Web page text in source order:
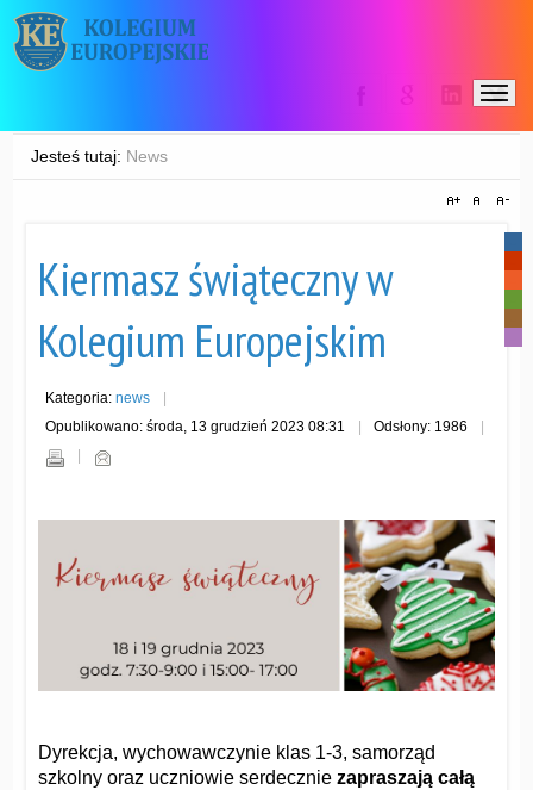
Jesteś tutaj: News
Kiermasz świąteczny w
Kolegium Europejskim
Kategoria:news
Opublikowano: środa, 13 grudzień 2023 08:31
Odsłony: 1986
Dyrekcja, wychowawczynie klas 1-3, samorząd
szkolny oraz uczniowie serdeczniezapraszają całą